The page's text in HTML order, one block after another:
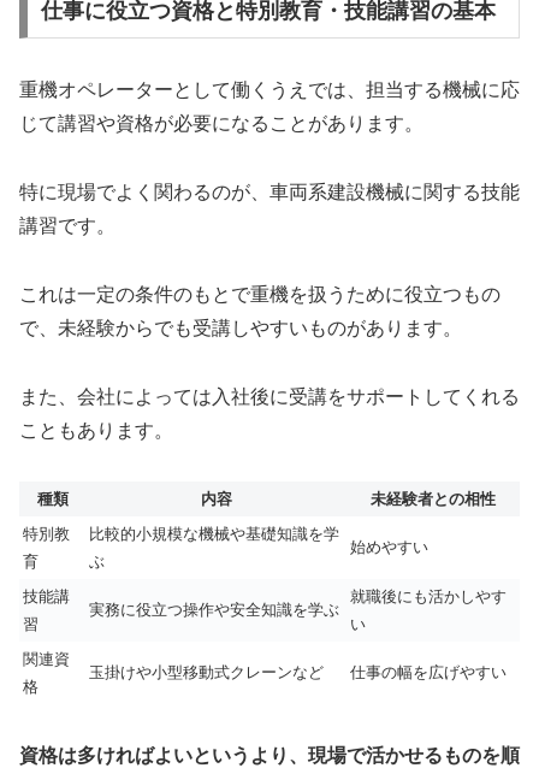
仕事に役立つ資格と特別教育・技能講習の基本
重機オペレーターとして働くうえでは、担当する機械に応
じて講習や資格が必要になることがあります。
特に現場でよく関わるのが、車両系建設機械に関する技能
講習です。
これは一定の条件のもとで重機を扱うために役立つもの
で、未経験からでも受講しやすいものがあります。
また、会社によっては入社後に受講をサポートしてくれる
こともあります。
種類 内容
未経験者との相性
特別教
育
比較的小規模な機械や基礎知識を学
ぶ
始めやすい
技能講
習
実務に役立つ操作や安全知識を学ぶ
就職後にも活かしやす
い
関連資
格
玉掛けや小型移動式クレーンなど 仕事の幅を広げやすい
資格は多ければよいというより、現場で活かせるものを順